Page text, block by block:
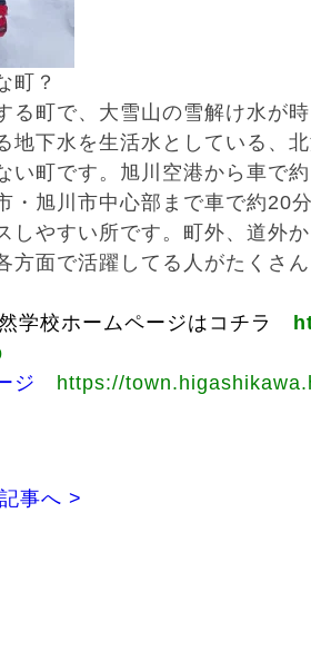
町？
る町で、大雪山の雪解け水が
地下水を生活水としている、
い町です。旭川空港から車で
・旭川市中心部まで車で約20
しやすい所です。町外、道外
方面で活躍してる人がたくさ
学校ホームページはコチラ
ジ https://
事へ >